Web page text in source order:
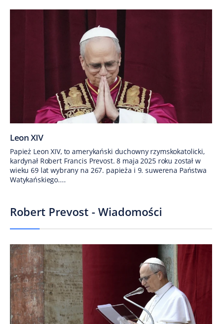
Leon XIV
Papież Leon XIV, to amerykański duchowny rzymskokatolicki,
kardynał Robert Francis Prevost. 8 maja 2025 roku został w
wieku 69 lat wybrany na 267. papieża i 9. suwerena Państwa
Watykańskiego....
Robert Prevost - Wiadomości